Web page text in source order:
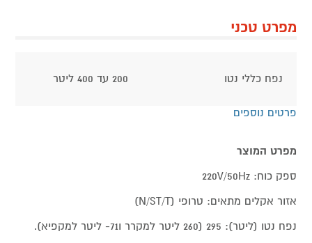
מפרט טכני
נפח כללי נטו 200 עד 400 ליטר
פרטים נוספים
מפרט המוצר
ספק כוח: 220V/50Hz
אזור אקלים מתאים: טרופי (N/ST/T)
נפח נטו (ליטר): 295 (260 ליטר למקרר ו71- ליטר למקפיא).